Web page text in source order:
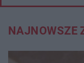
NAJNOWSZE